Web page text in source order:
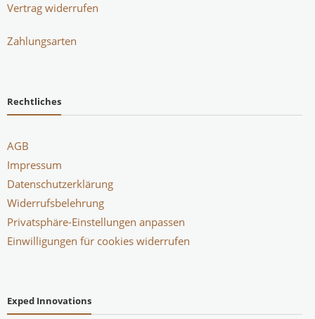
Vertrag widerrufen
Zahlungsarten
Rechtliches
AGB
Impressum
Datenschutzerklärung
Widerrufsbelehrung
Privatsphäre-Einstellungen anpassen
Einwilligungen für cookies widerrufen
Exped Innovations